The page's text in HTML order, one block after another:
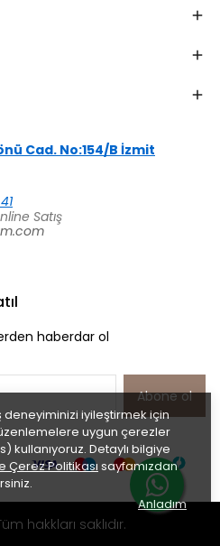
deneyiminizi iyileştirmek için
uygun çerezler
kullanıyoruz. Detaylı bilgiye
Çerez Politikası sayfamızdan
Anladım
Cad. No:154/B İzmit
Satış
haberdar ol
Abone ol
hakkları saklıdır.